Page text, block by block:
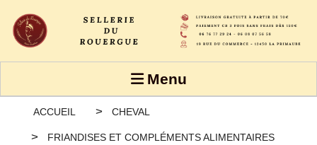
Menu
ACCUEIL CHEVAL
FRIANDISES ET COMPLÉMENTS ALIMENTAIRES